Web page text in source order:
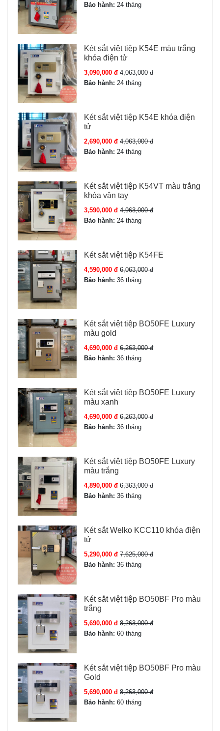
Bảo hành: 24 tháng
Két sắt việt tiệp K54E màu trắng
khóa điện tử
3,090,000 đ 4,063,000 đ
Bảo hành: 24 tháng
Két sắt việt tiệp K54E khóa điện
tử
2,690,000 đ 4,063,000 đ
Bảo hành: 24 tháng
Két sắt việt tiệp K54VT màu trắng
khóa vân tay
3,590,000 đ 4,963,000 đ
Bảo hành: 24 tháng
Két sắt việt tiệp K54FE
4,590,000 đ 6,063,000 đ
Bảo hành: 36 tháng
Két sắt việt tiệp BO50FE Luxury
màu gold
4,690,000 đ 6,263,000 đ
Bảo hành: 36 tháng
Két sắt việt tiệp BO50FE Luxury
màu xanh
4,690,000 đ 6,263,000 đ
Bảo hành: 36 tháng
Két sắt việt tiệp BO50FE Luxury
màu trắng
4,890,000 đ 6,363,000 đ
Bảo hành: 36 tháng
Két sắt Welko KCC110 khóa điện
tử
5,290,000 đ 7,625,000 đ
Bảo hành: 36 tháng
Két sắt việt tiệp BO50BF Pro màu
trắng
5,690,000 đ 8,263,000 đ
Bảo hành: 60 tháng
Két sắt việt tiệp BO50BF Pro màu
Gold
5,690,000 đ 8,263,000 đ
Bảo hành: 60 tháng